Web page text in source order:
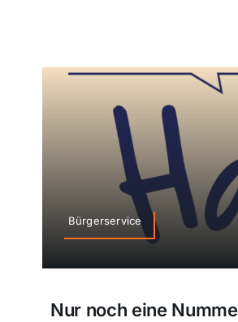
Bürgerservice
Nur noch eine